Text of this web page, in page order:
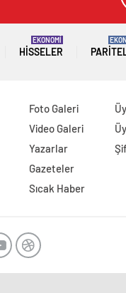
HISSELER
EKONOMİ
Foto Galeri
Video Galeri
Yazarlar
Gazeteler
Sıcak Haber